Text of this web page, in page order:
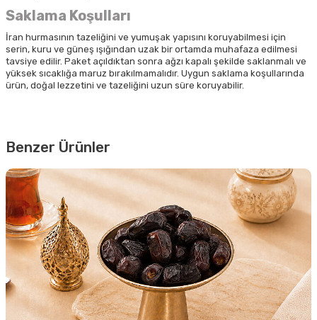
Saklama Koşulları
İran hurmasının tazeliğini ve yumuşak yapısını koruyabilmesi için
serin, kuru ve güneş ışığından uzak bir ortamda muhafaza edilmesi
tavsiye edilir. Paket açıldıktan sonra ağzı kapalı şekilde saklanmalı ve
yüksek sıcaklığa maruz bırakılmamalıdır. Uygun saklama koşullarında
ürün, doğal lezzetini ve tazeliğini uzun süre koruyabilir.
Benzer Ürünler